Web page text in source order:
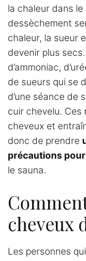
la chaleur dans le
dessèchement
chaleur, la sueur
devenir plus
d’ammoniac,
de sueurs qui se
d’une séance de
cuir chevelu. Ces
cheveux et
donc de prendre
précautions
le sauna.
cheveux
Les personnes